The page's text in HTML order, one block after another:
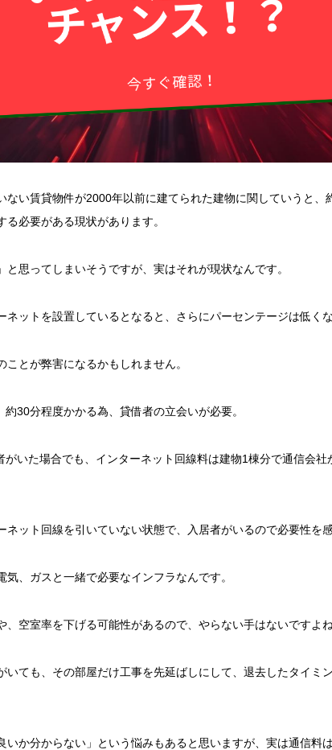
ない賃貸物件が2000年以前に建てられた建物に関していうと、
必要がある現状があります。
と思ってしまいそうですが、実はそれが現状なんです。
ネットを設置しているとなると、さらにパーセンテージは低くな
とが弊害になるかもしれません。
30分程度かかる為、貸借者の立会いが必要。
いた場合でも、インターネット回線料は建物1棟分で通信会社
ネット回線を引いていない状態で、入居者がいるので必要性を感
、ガスと一緒で必要なインフラなんです。
、空室率を下げる可能性があるので、やらない手はないですよね
いても、その部屋だけ工事を先延ばしにして、退去したタイミ
いか分からない」という悩みもあると思いますが、実は通信料